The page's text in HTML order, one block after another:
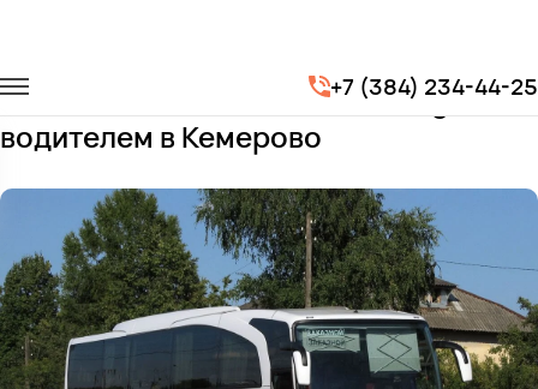
+7 (384) 234-44-25
Mercedes-Benz Travego
Заказать Mercedes-Benz Travego с
водителем в Кемерово